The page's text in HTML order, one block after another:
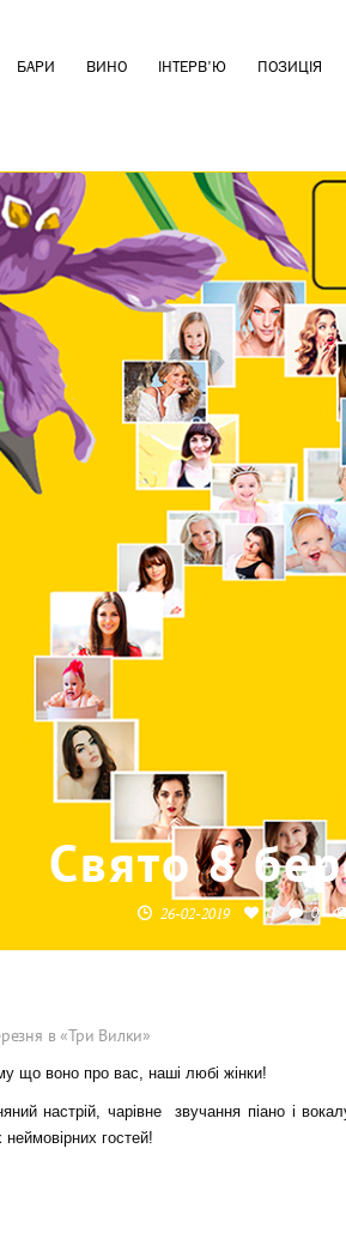
БАРИ ВИНО ІНТЕРВ'Ю ПОЗИЦІЯ
Свято 8
26-02-2019 0 0
в «Три Вилки»
що воно про вас, наші любі жінки!
настрій, чарівне звучання піано і
гостей!